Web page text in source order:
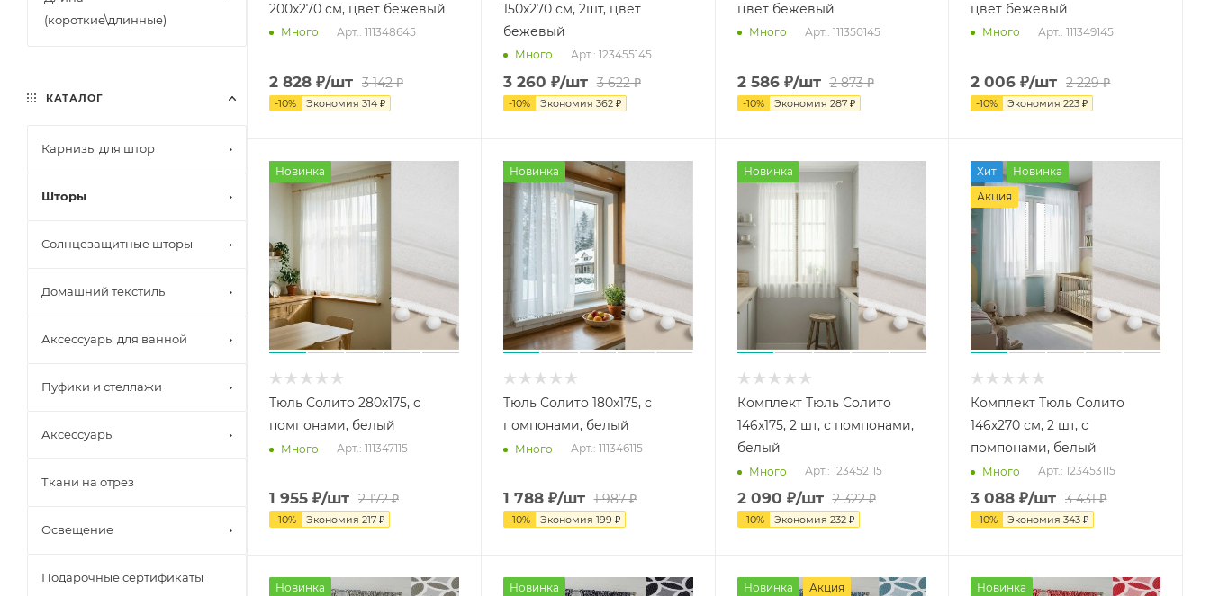
200х270 см, цвет бежевый
Много Арт.: 111348645
2 828 ₽/шт 3 142₽
-10% Экономия 314 ₽
150х270 см, 2шт, цвет
бежевый
Много Арт.: 123455145
3 260 ₽/шт 3 622₽
-10% Экономия 362₽
цвет бежевый
Много Арт.: 111350145
2 586₽/шт 2 873₽
-10% Экономия 287₽
цвет бежевый
Много Арт.: 111349145
2 006 ₽/шт 2 229₽
-10% Экономия223 ₽
Новинка
Тюль Солито 280x175, с
помпонами, белый
Много Арт.: 111347115
1 955 ₽/шт 2 172₽
-10% Экономия 217 ₽
Новинка
Тюль Солито 180x175, с
помпонами, белый
Много Арт.: 111346115
1 788₽/шт 1 987₽
-10% Экономия 199 ₽
Новинка
Комплект Тюль Солито
146x175, 2 шт, с помпонами,
белый
Много Арт.: 123452115
2 090 ₽/шт 2 322₽
-10% Экономия 232₽
Хит
Новинка
Акция
Комплект Тюль Солито
146х270 см, 2 шт, с
помпонами, белый
Много Арт.: 123453115
3 088 ₽/шт 3 431₽
-10% Экономия343 ₽
Новинка Новинка Новинка Акция Новинка
Район
Сатен
Сетка
(короткие\длинные)
КАТАЛОГ
Карнизы для штор
Шторы
Солнцезащитные шторы
Домашний текстиль
Аксессуары для ванной
Пуфики и стеллажи
Аксессуары
Ткани на отрез
Освещение
Подарочные сертификаты